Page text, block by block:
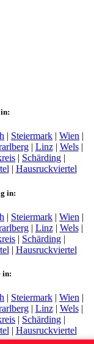
| Steiermark | Wien |
| Linz| Wels|
| Schärding |
| Hausruckviertel
in:
| Steiermark | Wien |
| Linz| Wels|
| Schärding |
| Hausruckviertel
in:
| Steiermark | Wien |
| Linz| Wels|
| Schärding |
| Hausruckviertel